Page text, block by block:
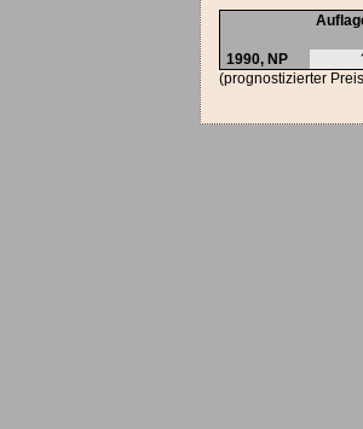
1990, NP
(prognostizierter